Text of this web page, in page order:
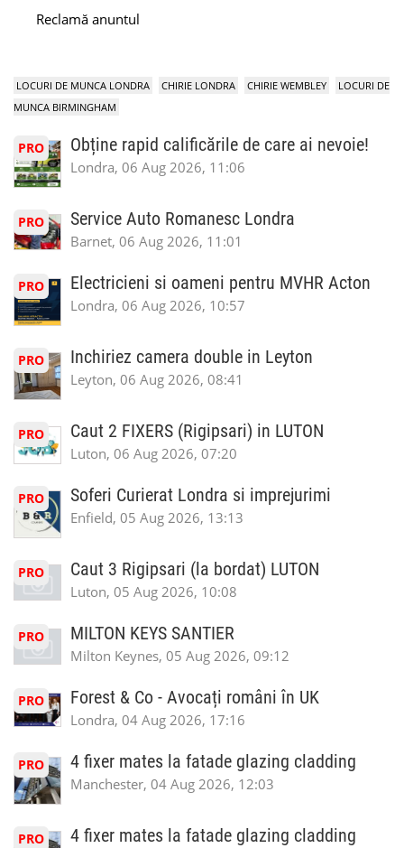
Reclamă anuntul
LOCURI DE MUNCA LONDRA CHIRIE LONDRA CHIRIE WEMBLEY
LOCURI DE
MUNCA BIRMINGHAM
PRO Obține rapid calificările de care ai nevoie!
Londra, 06 Aug 2026, 11:06
PRO Service Auto Romanesc Londra
Barnet, 06 Aug 2026, 11:01
PRO Electricieni si oameni pentru MVHR Acton
Londra, 06 Aug 2026, 10:57
PRO Inchiriez camera double in Leyton
Leyton, 06 Aug 2026, 08:41
PRO Caut 2 FIXERS (Rigipsari) in LUTON
Luton, 06 Aug 2026, 07:20
PRO Soferi Curierat Londra si imprejurimi
Enfield, 05 Aug 2026, 13:13
PRO Caut 3 Rigipsari (la bordat) LUTON
Luton, 05 Aug 2026, 10:08
PRO MILTON KEYS SANTIER
Milton Keynes, 05 Aug 2026, 09:12
PRO Forest & Co - Avocați români în UK
Londra, 04 Aug 2026, 17:16
PRO 4 fixer mates la fatade glazing cladding
Manchester, 04 Aug 2026, 12:03
PRO 4 fixer mates la fatade glazing cladding